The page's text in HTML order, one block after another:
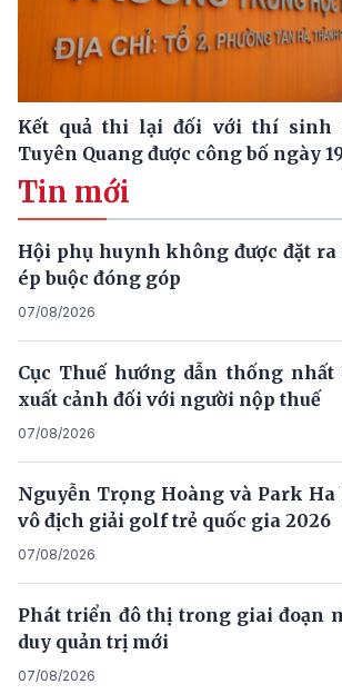
Kết quả thi lại đối với thí sinh
Tuyên Quang được công bố ngày
Tin mới
Hội phụ huynh không được đặt ra
ép buộc đóng góp
07/08/2026
Cục Thuế hướng dẫn thống
xuất cảnh đối với người nộp thuế
07/08/2026
Nguyễn Trọng Hoàng và Park
vô địch giải golf trẻ quốc gia 2026
07/08/2026
Phát triển đô thị trong giai đoạn
duy quản trị mới
07/08/2026